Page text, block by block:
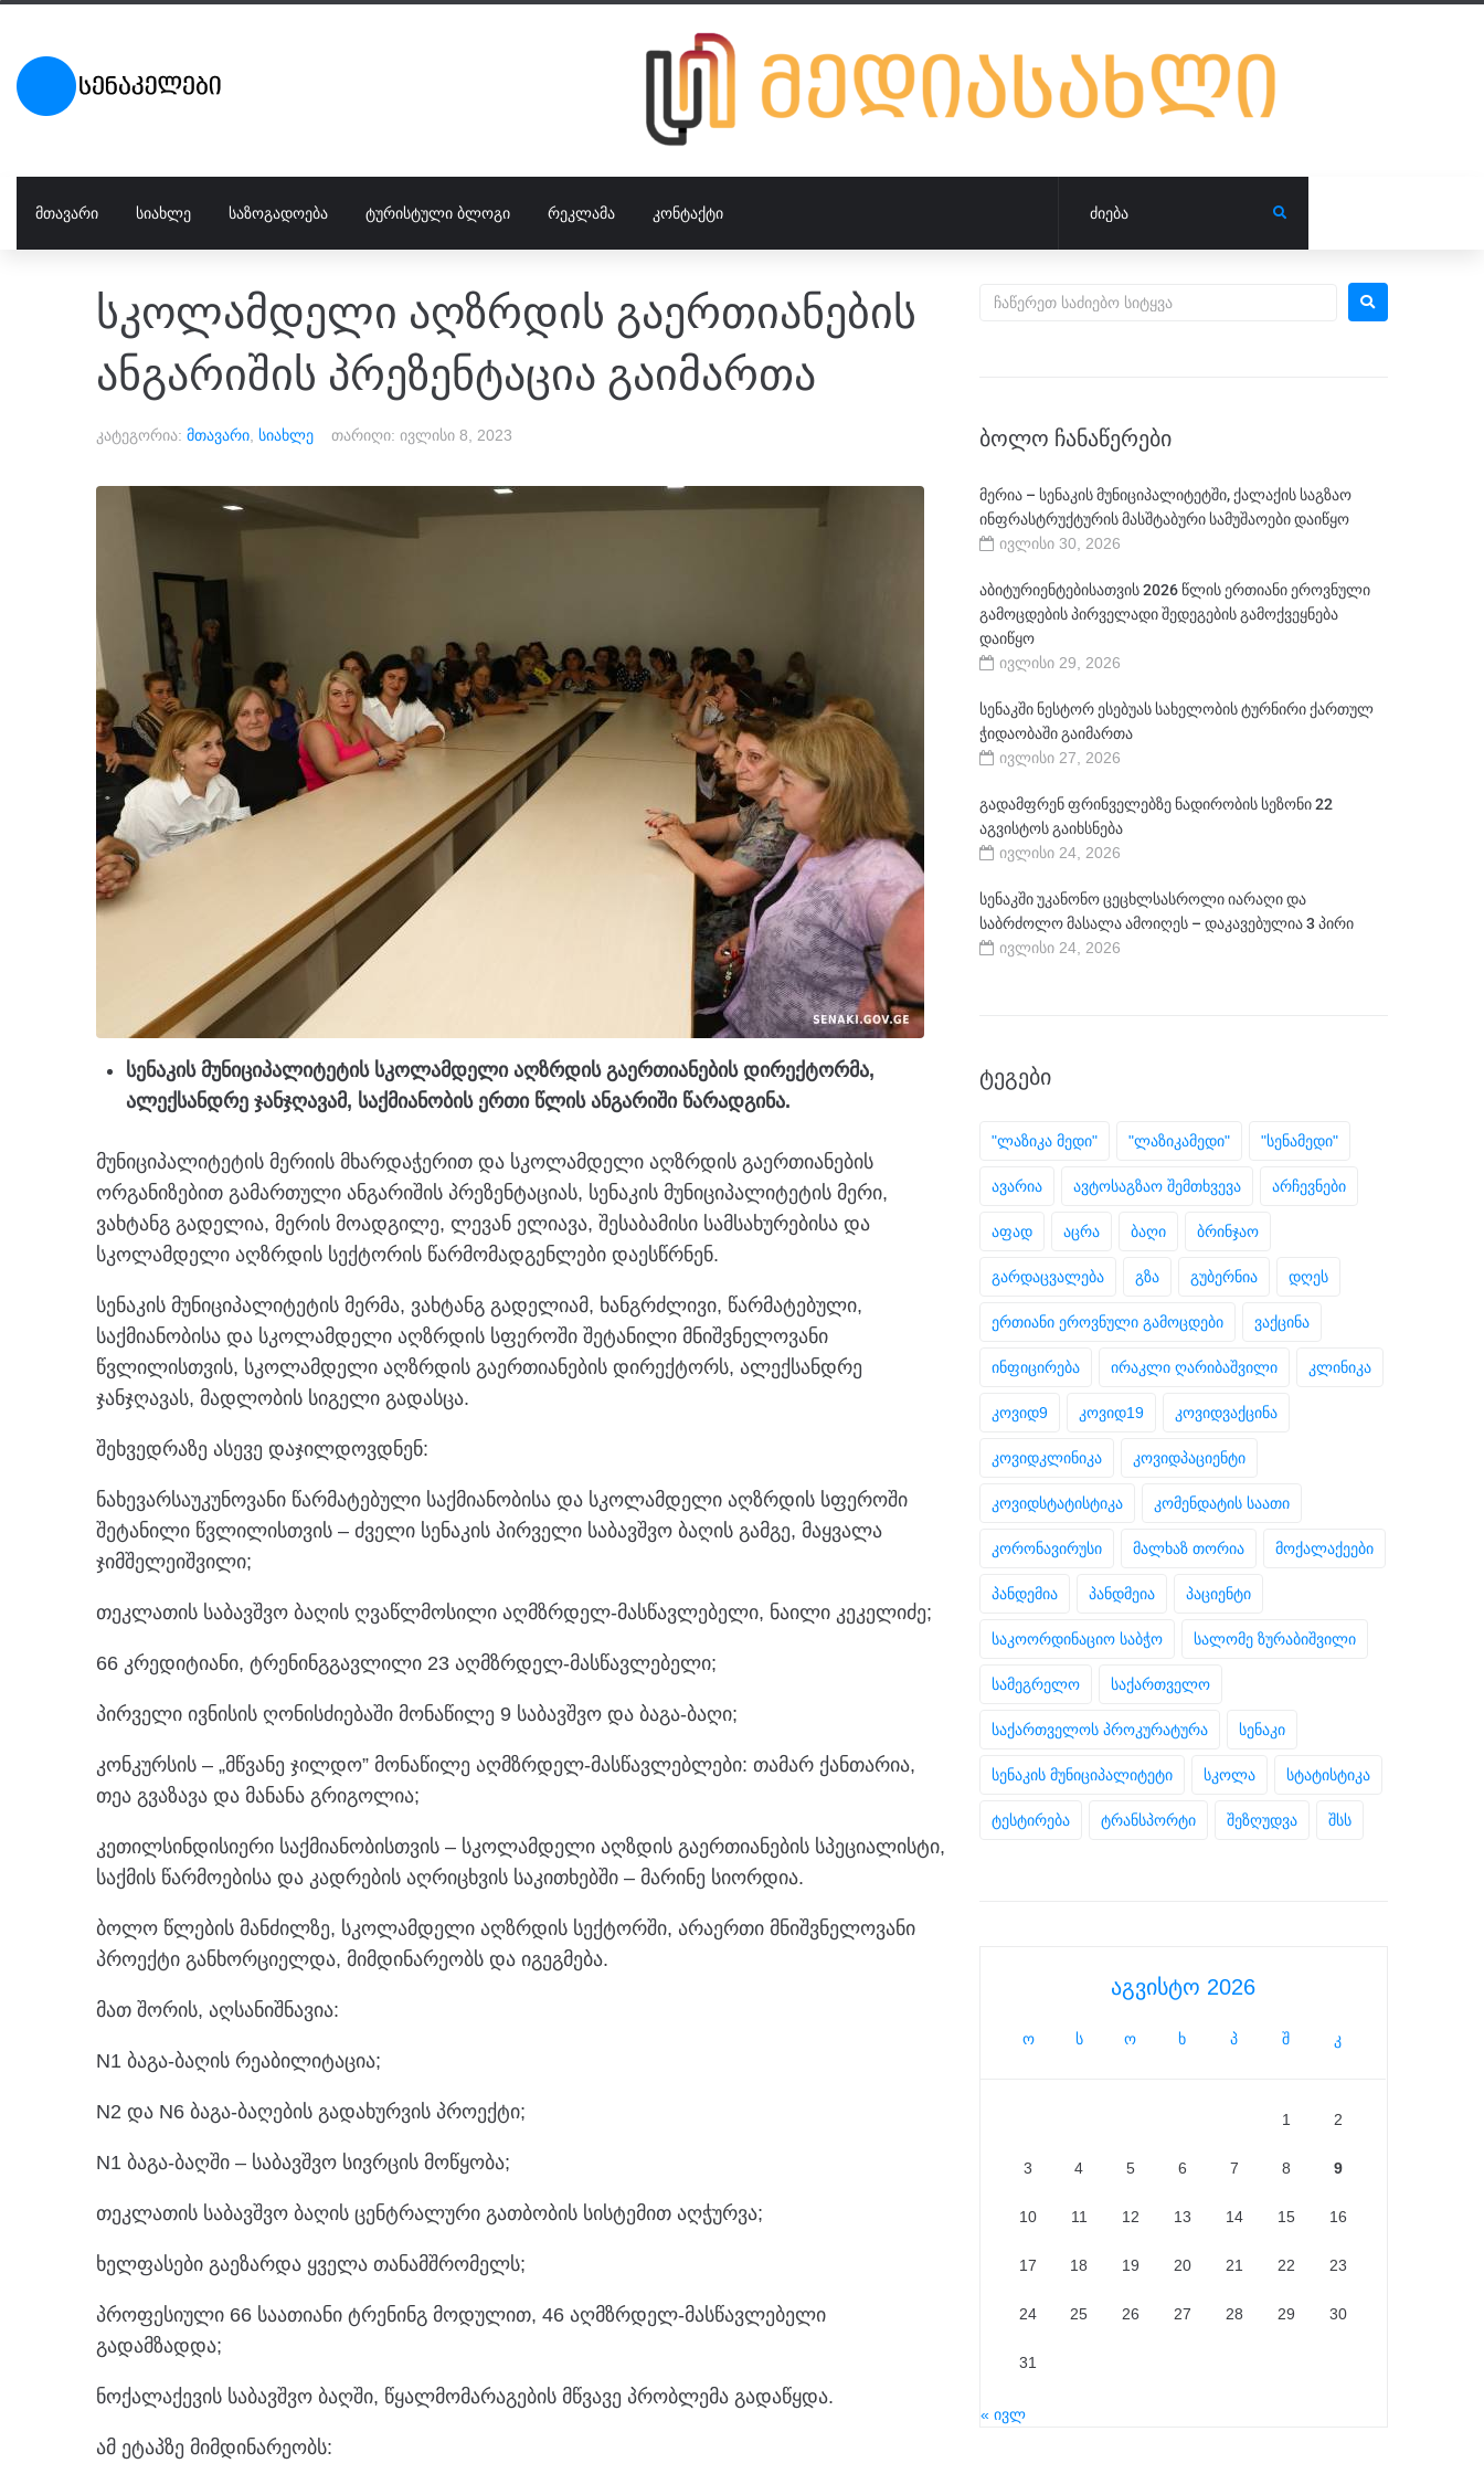
ᲛᲗᲐᲕᲐᲠᲘ ᲡᲘᲐᲮᲚᲔ ᲡᲐᲖᲝᲒᲐᲓᲝᲔᲑᲐ ᲢᲣᲠᲘᲡᲢᲣᲚᲘ ᲑᲚᲝᲒᲘ ᲠᲔᲙᲚᲐᲛᲐ ᲙᲝᲜᲢᲐᲥᲢᲘ
სკოლამდელი აღზრდის გაერთიანების
ანგარიშის პრეზენტაცია გაიმართა
კატეგორია: მთავარი სიახლე თარიღი: ივლისი 8, 2023
სენაკის მუნიციპალიტეტის სკოლამდელი აღზრდის გაერთიანების დირექტორმა,
ალექსანდრე ჯანჯღავამ, საქმიანობის ერთი წლის ანგარიში წარადგინა.
მუნიციპალიტეტის მერიის მხარდაჭერით და სკოლამდელი აღზრდის გაერთიანების
ორგანიზებით გამართული ანგარიშის პრეზენტაციას, სენაკის მუნიციპალიტეტის მერი,
ვახტანგ გადელია, მერის მოადგილე, ლევან ელიავა, შესაბამისი სამსახურებისა და
სკოლამდელი აღზრდის სექტორის წარმომადგენლები დაესწრნენ.
სენაკის მუნიციპალიტეტის მერმა, ვახტანგ გადელიამ, ხანგრძლივი, წარმატებული,
საქმიანობისა და სკოლამდელი აღზრდის სფეროში შეტანილი მნიშვნელოვანი
წვლილისთვის, სკოლამდელი აღზრდის გაერთიანების დირექტორს, ალექსანდრე
ჯანჯღავას, მადლობის სიგელი გადასცა.
შეხვედრაზე ასევე დაჯილდოვდნენ:
ნახევარსაუკუნოვანი წარმატებული საქმიანობისა და სკოლამდელი აღზრდის სფეროში
შეტანილი წვლილისთვის – ძველი სენაკის პირველი საბავშვო ბაღის გამგე, მაყვალა
ჯიმშელეიშვილი;
თეკლათის საბავშვო ბაღის ღვაწლმოსილი აღმზრდელ-მასწავლებელი, ნაილი კეკელიძე;
66 კრედიტიანი, ტრენინგგავლილი 23 აღმზრდელ-მასწავლებელი;
პირველი ივნისის ღონისძიებაში მონაწილე 9 საბავშვო და ბაგა-ბაღი;
კონკურსის – „მწვანე ჯილდო” მონაწილე აღმზრდელ-მასწავლებლები: თამარ ქანთარია,
თეა გვაზავა და მანანა გრიგოლია;
კეთილსინდისიერი საქმიანობისთვის – სკოლამდელი აღზდის გაერთიანების სპეციალისტი,
საქმის წარმოებისა და კადრების აღრიცხვის საკითხებში – მარინე სიორდია.
ბოლო წლების მანძილზე, სკოლამდელი აღზრდის სექტორში, არაერთი მნიშვნელოვანი
პროექტი განხორციელდა, მიმდინარეობს და იგეგმება.
მათ შორის, აღსანიშნავია:
N1 ბაგა-ბაღის რეაბილიტაცია;
N2 და N6 ბაგა-ბაღების გადახურვის პროექტი;
N1 ბაგა-ბაღში – საბავშვო სივრცის მოწყობა;
თეკლათის საბავშვო ბაღის ცენტრალური გათბობის სისტემით აღჭურვა;
ხელფასები გაეზარდა ყველა თანამშრომელს;
პროფესიული 66 საათიანი ტრენინგ მოდულით, 46 აღმზრდელ-მასწავლებელი
გადამზადდა;
ნოქალაქევის საბავშვო ბაღში, წყალმომარაგების მწვავე პრობლემა გადაწყდა.
ამ ეტაპზე მიმდინარეობს:
ᲑᲝᲚᲝ ᲩᲐᲜᲐᲬᲔᲠᲔᲑᲘ
მერია – სენაკის მუნიციპალიტეტში, ქალაქის საგზაო
ინფრასტრუქტურის მასშტაბური სამუშაოები დაიწყო
ივლისი 30, 2026
აბიტურიენტებისათვის 2026 წლის ერთიანი ეროვნული
გამოცდების პირველადი შედეგების გამოქვეყნება
დაიწყო
ივლისი 29, 2026
სენაკში ნესტორ ესებუას სახელობის ტურნირი ქართულ
ჭიდაობაში გაიმართა
ივლისი 27, 2026
გადამფრენ ფრინველებზე ნადირობის სეზონი 22
აგვისტოს გაიხსნება
ივლისი 24, 2026
სენაკში უკანონო ცეცხლსასროლი იარაღი და
საბრძოლო მასალა ამოიღეს – დაკავებულია 3 პირი
ივლისი 24, 2026
ᲢᲔᲒᲔᲑᲘ
"ლაზიკა მედი" "ლაზიკამედი" "სენამედი"
ავარია ავტოსაგზაო შემთხვევა არჩევნები
აფად აცრა ბაღი ბრინჯაო
გარდაცვალება გზა გუბერნია დღეს
ერთიანი ეროვნული გამოცდები ვაქცინა
ინფიცირება ირაკლი ღარიბაშვილი კლინიკა
კოვიდ9 კოვიდ19 კოვიდვაქცინა
კოვიდკლინიკა კოვიდპაციენტი
კოვიდსტატისტიკა კომენდატის საათი
კორონავირუსი მალხაზ თორია მოქალაქეები
პანდემია პანდმეია პაციენტი
საკოორდინაციო საბჭო სალომე ზურაბიშვილი
სამეგრელო საქართველო
საქართველოს პროკურატურა სენაკი
სენაკის მუნიციპალიტეტი სკოლა სტატისტიკა
ტესტირება ტრანსპორტი შეზღუდვა შსს
აგვისტო 2026
ო ს ო ხ პ შ კ
1 2
3 4 5 6 7 8 9
10 11 12 13 14 15 16
17 18 19 20 21 22 23
24 25 26 27 28 29 30
31
« ივლ